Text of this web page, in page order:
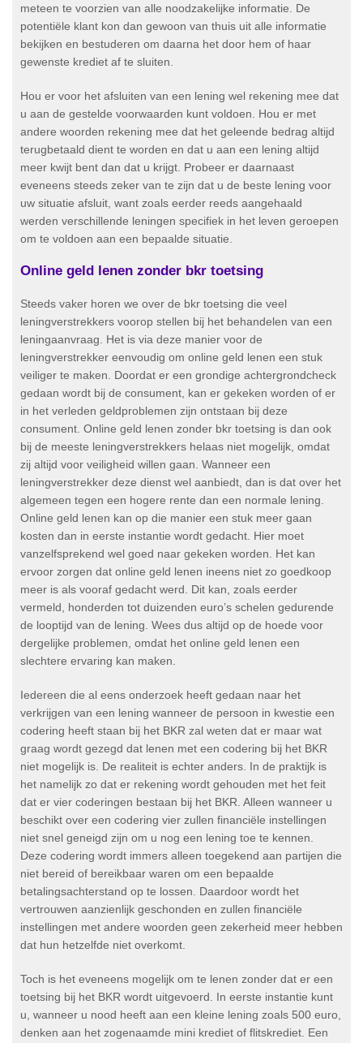
meteen te voorzien van alle noodzakelijke informatie. De
potentiële klant kon dan gewoon van thuis uit alle informatie
bekijken en bestuderen om daarna het door hem of haar
gewenste krediet af te sluiten.
Hou er voor het afsluiten van een lening wel rekening mee dat
u aan de gestelde voorwaarden kunt voldoen. Hou er met
andere woorden rekening mee dat het geleende bedrag altijd
terugbetaald dient te worden en dat u aan een lening altijd
meer kwijt bent dan dat u krijgt. Probeer er daarnaast
eveneens steeds zeker van te zijn dat u de beste lening voor
uw situatie afsluit, want zoals eerder reeds aangehaald
werden verschillende leningen specifiek in het leven geroepen
om te voldoen aan een bepaalde situatie.
Online geld lenen zonder bkr toetsing
Steeds vaker horen we over de bkr toetsing die veel
leningverstrekkers voorop stellen bij het behandelen van een
leningaanvraag. Het is via deze manier voor de
leningverstrekker eenvoudig om online geld lenen een stuk
veiliger te maken. Doordat er een grondige achtergrondcheck
gedaan wordt bij de consument, kan er gekeken worden of er
in het verleden geldproblemen zijn ontstaan bij deze
consument. Online geld lenen zonder bkr toetsing is dan ook
bij de meeste leningverstrekkers helaas niet mogelijk, omdat
zij altijd voor veiligheid willen gaan. Wanneer een
leningverstrekker deze dienst wel aanbiedt, dan is dat over het
algemeen tegen een hogere rente dan een normale lening.
Online geld lenen kan op die manier een stuk meer gaan
kosten dan in eerste instantie wordt gedacht. Hier moet
vanzelfsprekend wel goed naar gekeken worden. Het kan
ervoor zorgen dat online geld lenen ineens niet zo goedkoop
meer is als vooraf gedacht werd. Dit kan, zoals eerder
vermeld, honderden tot duizenden euro’s schelen gedurende
de looptijd van de lening. Wees dus altijd op de hoede voor
dergelijke problemen, omdat het online geld lenen een
slechtere ervaring kan maken.
Iedereen die al eens onderzoek heeft gedaan naar het
verkrijgen van een lening wanneer de persoon in kwestie een
codering heeft staan bij het BKR zal weten dat er maar wat
graag wordt gezegd dat lenen met een codering bij het BKR
niet mogelijk is. De realiteit is echter anders. In de praktijk is
het namelijk zo dat er rekening wordt gehouden met het feit
dat er vier coderingen bestaan bij het BKR. Alleen wanneer u
beschikt over een codering vier zullen financiële instellingen
niet snel geneigd zijn om u nog een lening toe te kennen.
Deze codering wordt immers alleen toegekend aan partijen die
niet bereid of bereikbaar waren om een bepaalde
betalingsachterstand op te lossen. Daardoor wordt het
vertrouwen aanzienlijk geschonden en zullen financiële
instellingen met andere woorden geen zekerheid meer hebben
dat hun hetzelfde niet overkomt.
Toch is het eveneens mogelijk om te lenen zonder dat er een
toetsing bij het BKR wordt uitgevoerd. In eerste instantie kunt
u, wanneer u nood heeft aan een kleine lening zoals 500 euro,
denken aan het zogenaamde mini krediet of flitskrediet. Een